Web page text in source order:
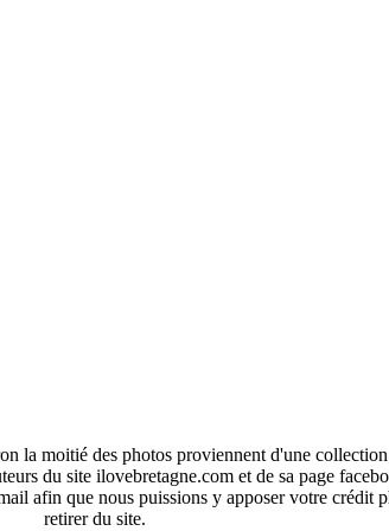
la moitié des photos proviennent d'une
du site ilovebretagne.com et de sa page
afin que nous puissions y apposer votre crédit
retirer du site.